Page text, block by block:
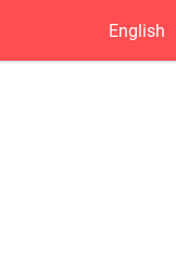
English